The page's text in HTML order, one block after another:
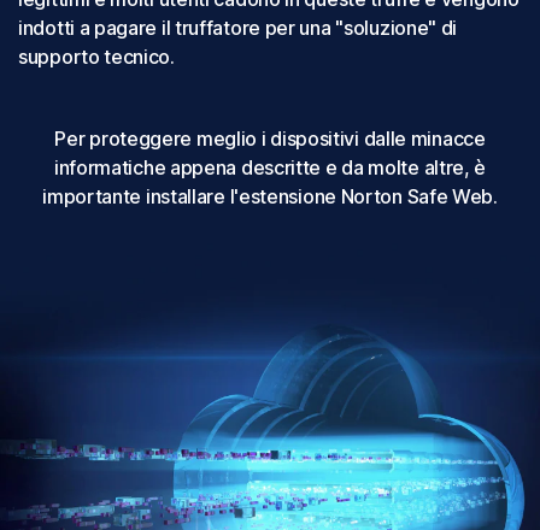
indotti a pagare il truffatore per una "soluzione" di
supporto tecnico.
Per proteggere meglio i dispositivi dalle minacce
informatiche appena descritte e da molte altre, è
importante installare l'estensione Norton Safe Web.